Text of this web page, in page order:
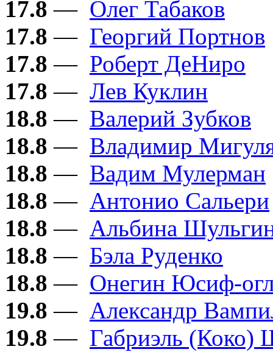
17.8 — Олег Табаков
17.8 — Георгий Портнов
17.8 — Роберт ДеНиро
17.8 — Лев Куклин
18.8 — Валерий Зубков
18.8 — Владимир
18.8 — Вадим Мулерман
18.8 — Антонио Сальери
18.8 — Альбина
18.8 — Бэла Руденко
18.8 — Онегин Юсиф-
19.8 — Александр
19.8 — Габриэль (Коко)